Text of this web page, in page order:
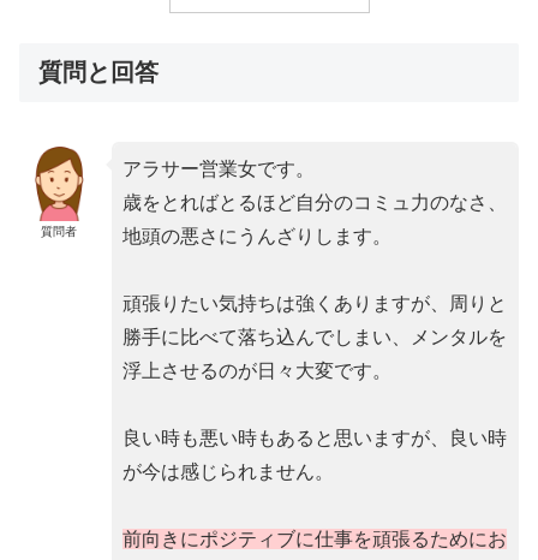
質問と回答
質問者
アラサー営業女です。
歳をとればとるほど自分のコミュ力のなさ、
地頭の悪さにうんざりします。
頑張りたい気持ちは強くありますが、周りと
勝手に比べて落ち込んでしまい、メンタルを
浮上させるのが日々大変です。
良い時も悪い時もあると思いますが、良い時
が今は感じられません。
前向きにポジティブに仕事を頑張るためにお